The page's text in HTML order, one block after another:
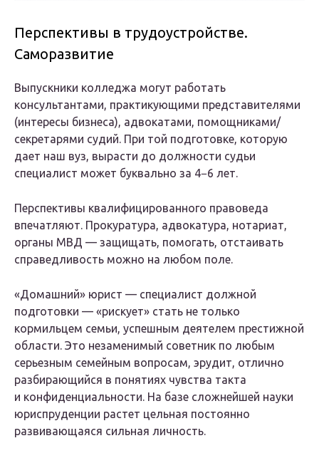
Перспективы в трудоустройстве.
Саморазвитие
Выпускники колледжа могут работать
консультантами, практикующими представителями
(интересы бизнеса), адвокатами, помощниками/
секретарями судий. При той подготовке, которую
дает наш вуз, вырасти до должности судьи
специалист может буквально за 4−6 лет.
Перспективы квалифицированного правоведа
впечатляют. Прокуратура, адвокатура, нотариат,
органы МВД — защищать, помогать, отстаивать
справедливость можно на любом поле.
«Домашний» юрист — специалист должной
подготовки — «рискует» стать не только
кормильцем семьи, успешным деятелем престижной
области. Это незаменимый советник по любым
серьезным семейным вопросам, эрудит, отлично
разбирающийся в понятиях чувства такта
и конфиденциальности. На базе сложнейшей науки
юриспруденции растет цельная постоянно
развивающаяся сильная личность.